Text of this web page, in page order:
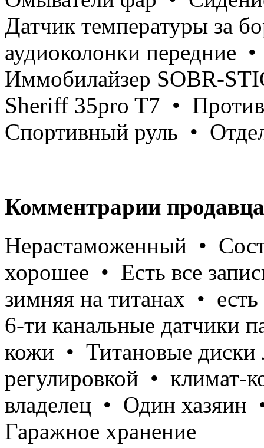
Датчик температуры за
аудиоколонки передние
Иммобилайзер SOBR-
Sheriff 35pro T7 •
Спортивный руль •
Комментрарии
Нерастаможенный •
хорошее • Есть все
зимняя на титанах •
6-ти канальные датчики
кожи • Титановые
регулировкой • климат-
владелец • Один
Гаражное хранение